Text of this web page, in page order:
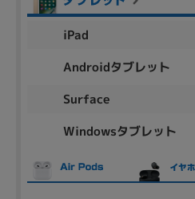
iPad
Androidタブレット
Surface
Windowsタブレット
aspire Inspiron
商品の搭載機能による絞り込み
Webカメラ内蔵